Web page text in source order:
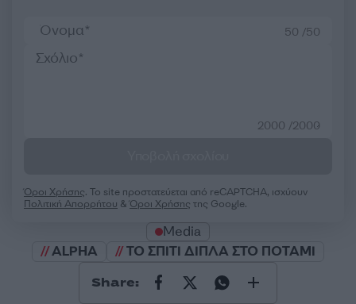
50 /50
2000 /2000
Όροι Χρήσης. Το site προστατεύεται από reCAPTCHA, ισχύουν
Πολιτική Απορρήτου &Όροι Χρήσης της Google.
Media
ALPHA
ΤΟ ΣΠΙΤΙ ΔΙΠΛΑ ΣΤΟ ΠΟΤΑΜΙ
Share: